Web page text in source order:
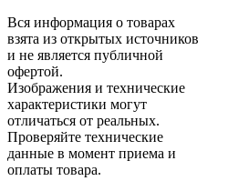
Вся информация о товарах
взята из открытых источников
и не является публичной
офертой.
Изображения и технические
характеристики могут
отличаться от реальных.
Проверяйте технические
данные в момент приема и
оплаты товара.